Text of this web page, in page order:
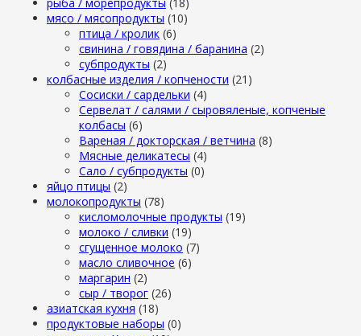
мясо / мясопродукты (10)
птица / кролик (6)
свинина / говядина / баранина (2)
субпродукты (2)
колбасные изделия / копчености (21)
Сосиски / сардельки (4)
Сервелат / салями / сыровяленые, копченые
колбасы (6)
Вареная / докторская / ветчина (8)
Мясные деликатесы (4)
Сало / субпродукты (0)
яйцо птицы (2)
молокопродукты (78)
кисломолочные продукты (19)
молоко / сливки (19)
сгущенное молоко (7)
масло сливочное (6)
маргарин (2)
сыр / творог (26)
азиатская кухня (18)
продуктовые наборы (0)